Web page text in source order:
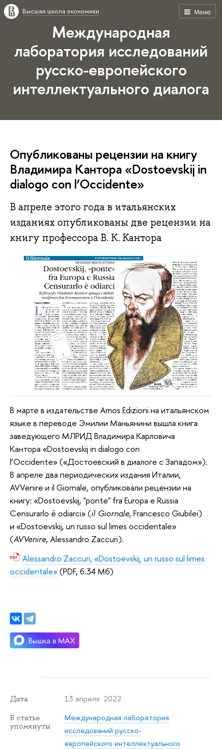
Меню
Высшая школа экономики
Международная
лаборатория исследований
русско-европейского
интеллектуального диалога
Опубликованы рецензии на книгу
Владимира Кантора «Dostoevskij in
dialogo con l’Occidente»
В апреле этого года в итальянских
изданиях опубликованы две рецензии на
книгу профессора В. К. Кантора
В марте в издательстве Amos Edizioni на итальянском
языке в переводе Эмилии Маньянини вышла книга
заведующего МЛРИД Владимира Карловича
Кантора «Dostoevskij in dialogo con
l’Occidente» («Достоевский в диалоге с Западом»).
В апреле два периодических издания Италии,
AVVenire и il Giornale, опубликовали рецензии на
книгу: «Dostoevskij, "ponte" fra Europa e Russia
Censurarlo è odiarci» (il Giornale,Francesco Giubilei)
и «Dostoevskij, un russo sul limes occidentale»
(AVVenire, Alessandro Zaccuri).
Alessandro Zaccuri, «Dostoevskij, un russo sul limes
occidentale»(PDF, 6.34 Мб)
Дата 13 апреля 2022
В статье
упомянуты
Международная лаборатория
исследований русско-
европейского интеллектуального